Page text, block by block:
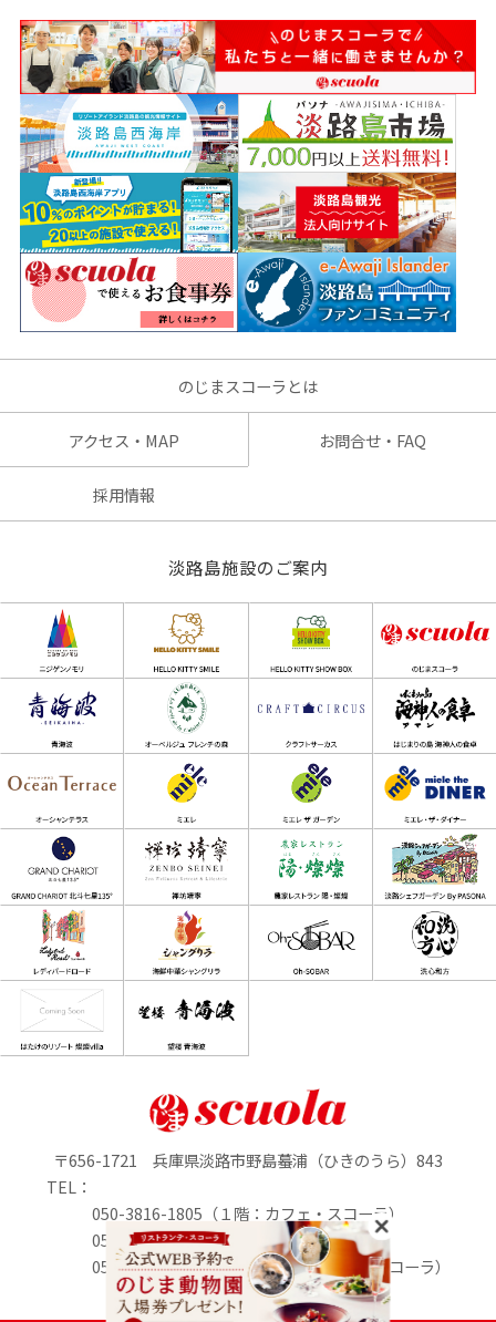
のじまスコーラとは
アクセス・MAP お問合せ・FAQ
採用情報
淡路島施設のご案内
〒656-1721 兵庫県淡路市野島蟇浦（ひきのうら）843
TEL：
050-3816-1805（１階：カフェ・スコーラ）
050-3816-0895（1階：のじまマルシェ）
050-3816-2213（２階：リストランテ・スコーラ）
定休日：水曜日